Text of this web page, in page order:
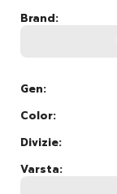
Brand:
Gen:
Color:
Divizie:
Varsta: